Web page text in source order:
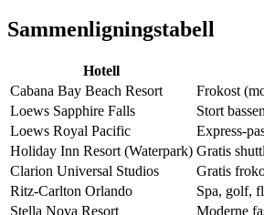
Sammenligningstabell
Hotell
Cabana Bay Beach Resort
Frokost
Loews Sapphire Falls
Stort
Loews Royal Pacific
Express-
Holiday Inn Resort (Waterpark) Gratis
Clarion Universal Studios
Gratis
Ritz-Carlton Orlando
Spa, golf,
Stella Nova Resort
Moderne